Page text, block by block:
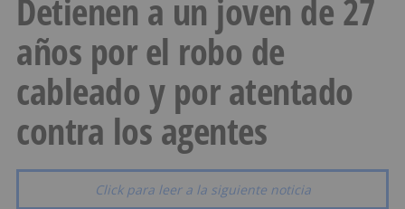
Detienen a un joven de 27
años por el robo de
cableado y por atentado
contra los agentes
Click para leer a la siguiente noticia